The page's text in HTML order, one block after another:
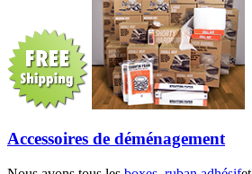
Accessoires de déménagement